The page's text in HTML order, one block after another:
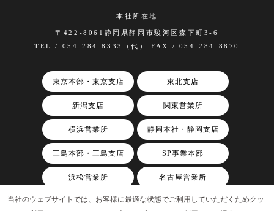
本社所在地
〒422-8061静岡県静岡市駿河区森下町3-6
TEL / 054-284-8333（代） FAX / 054-284-8870
東京本部・東京支店 東北支店
新潟支店 関東営業所
横浜営業所 静岡本社・静岡支店
三島本部・三島支店 SP事業本部
浜松営業所 名古屋営業所
関西支店
当社のウェブサイトでは、お客様に最適な状態でご利用していただくためクッ